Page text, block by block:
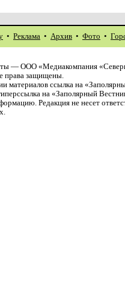
• Реклама • Архив • Фото •
— ООО «Медиакомпания
права защищены.
материалов ссылка на
на «Заполярный
Редакция не несет